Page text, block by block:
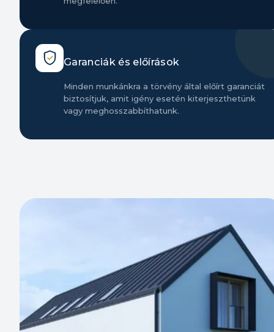
Garanciák és előírások
Minden munkánkra a törvény által előírt garanciát
biztosítjuk, amit igény esetén kiterjeszthetünk
vagy meghosszabbíthatunk.